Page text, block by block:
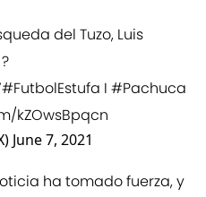
del Tuzo, Luis
#FutbolEstufa I #Pachuca
kZOwsBpqcn
June 7, 2021
ha tomado fuerza, y